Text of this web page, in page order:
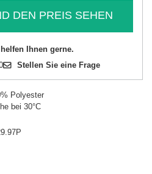
DEN PREIS SEHEN
Ihnen gerne.
Stellen Sie eine Frage
Polyester
bei 30°C